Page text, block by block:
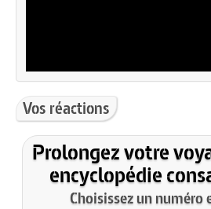
Vos réactions
Prolongez votre
encyclopédie
Choisissez un